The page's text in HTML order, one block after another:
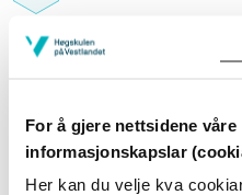
For å gjere nettsidene
informasjonskapslar
Her kan du velje kva